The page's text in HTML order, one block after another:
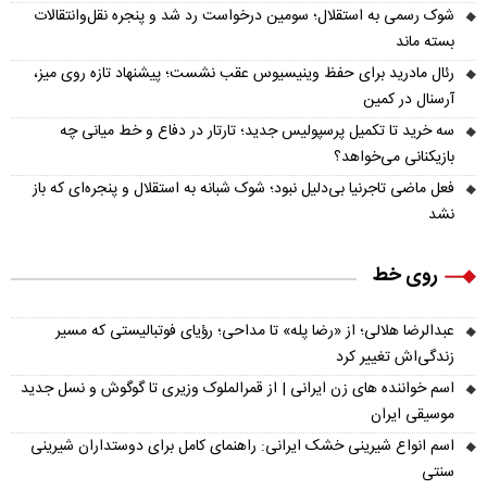
شوک رسمی به استقلال؛ سومین درخواست رد شد و پنجره نقل‌وانتقالات
بسته ماند
رئال مادرید برای حفظ وینیسیوس عقب نشست؛ پیشنهاد تازه روی میز،
آرسنال در کمین
سه خرید تا تکمیل پرسپولیس جدید؛ تارتار در دفاع و خط میانی چه
بازیکنانی می‌خواهد؟
فعل ماضی تاجرنیا بی‌دلیل نبود؛ شوک شبانه به استقلال و پنجره‌ای که باز
نشد
روی خط
عبدالرضا هلالی؛ از «رضا پله» تا مداحی؛ رؤیای فوتبالیستی که مسیر
زندگی‌اش تغییر کرد
اسم خواننده های زن ایرانی | از قمرالملوک وزیری تا گوگوش و نسل جدید
موسیقی ایران
اسم انواع شیرینی خشک ایرانی: راهنمای کامل برای دوستداران شیرینی
سنتی